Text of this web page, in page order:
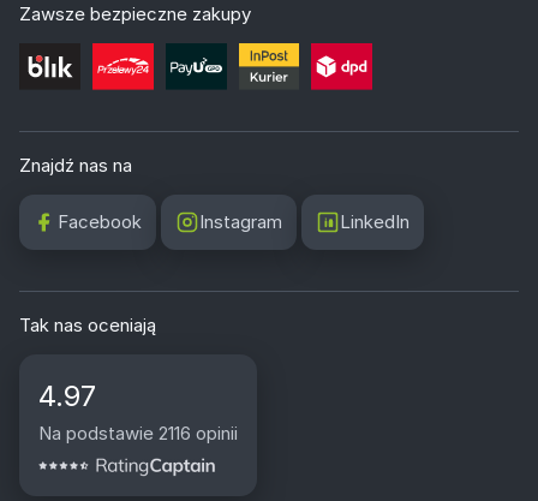
Zawsze bezpieczne zakupy
Znajdź nas na
Facebook Instagram LinkedIn
Tak nas oceniają
4.97
Na podstawie 2116 opinii